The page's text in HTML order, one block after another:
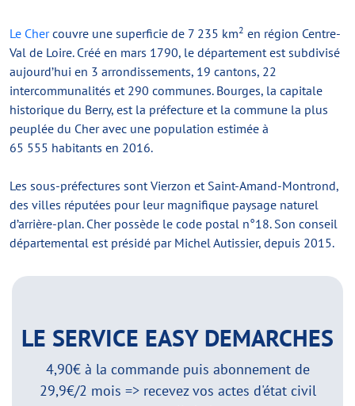
Le Chercouvre une superficie de 7 235 km2 en région Centre-
Val de Loire. Créé en mars 1790, le département est subdivisé
aujourd’hui en 3 arrondissements, 19 cantons, 22
intercommunalités et 290 communes. Bourges, la capitale
historique du Berry, est la préfecture et la commune la plus
peuplée du Cher avec une population estimée à
65 555 habitants en 2016.
Les sous-préfectures sont Vierzon et Saint-Amand-Montrond,
des villes réputées pour leur magnifique paysage naturel
d’arrière-plan. Cher possède le code postal n°18. Son conseil
départemental est présidé par Michel Autissier, depuis 2015.
LE SERVICE EASY DEMARCHES
4,90€ à la commande puis abonnement de
29,9€/2 mois => recevez vos actes d'état civil